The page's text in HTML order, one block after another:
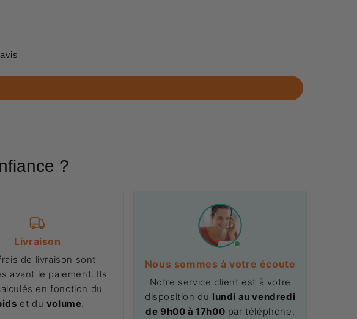
?
Livraison
de livraison sont
avant le paiement. Ils
en fonction du
et du volume.
Nous sommes à votre écoute
Notre service client est à votre
disposition du lundi au vendredi
de 9h00 à 17h00 par téléphone,